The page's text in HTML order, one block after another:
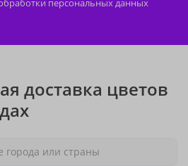
доставка цветов
города или страны